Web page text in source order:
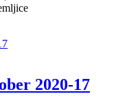
2020-17